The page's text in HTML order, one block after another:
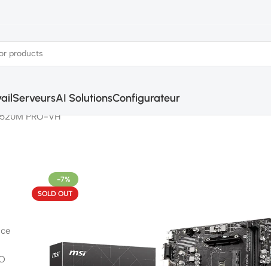
ServeursAI SolutionsConfigurateur
PRO-VH
-7%
SOLD OUT